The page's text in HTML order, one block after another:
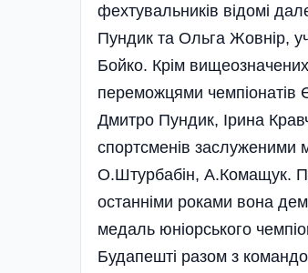
фехтувальників відомі
Пундик та Ольга Жовнір,
Бойко. Крім
переможцями чемпіо­натів
Дмитро Пундик, Ірина
спортсменів
О.Штурбабін, А.Комащук.
останніми роками вона
медаль юніорського
Будапешті разом з